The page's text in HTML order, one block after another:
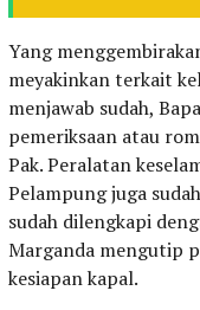
Yang
meyakinkan terkait
menjawab sudah,
pemeriksaan atau
Pak. Peralatan
Pelampung juga
sudah dilengkapi
Marganda mengutip
kesiapan kapal.